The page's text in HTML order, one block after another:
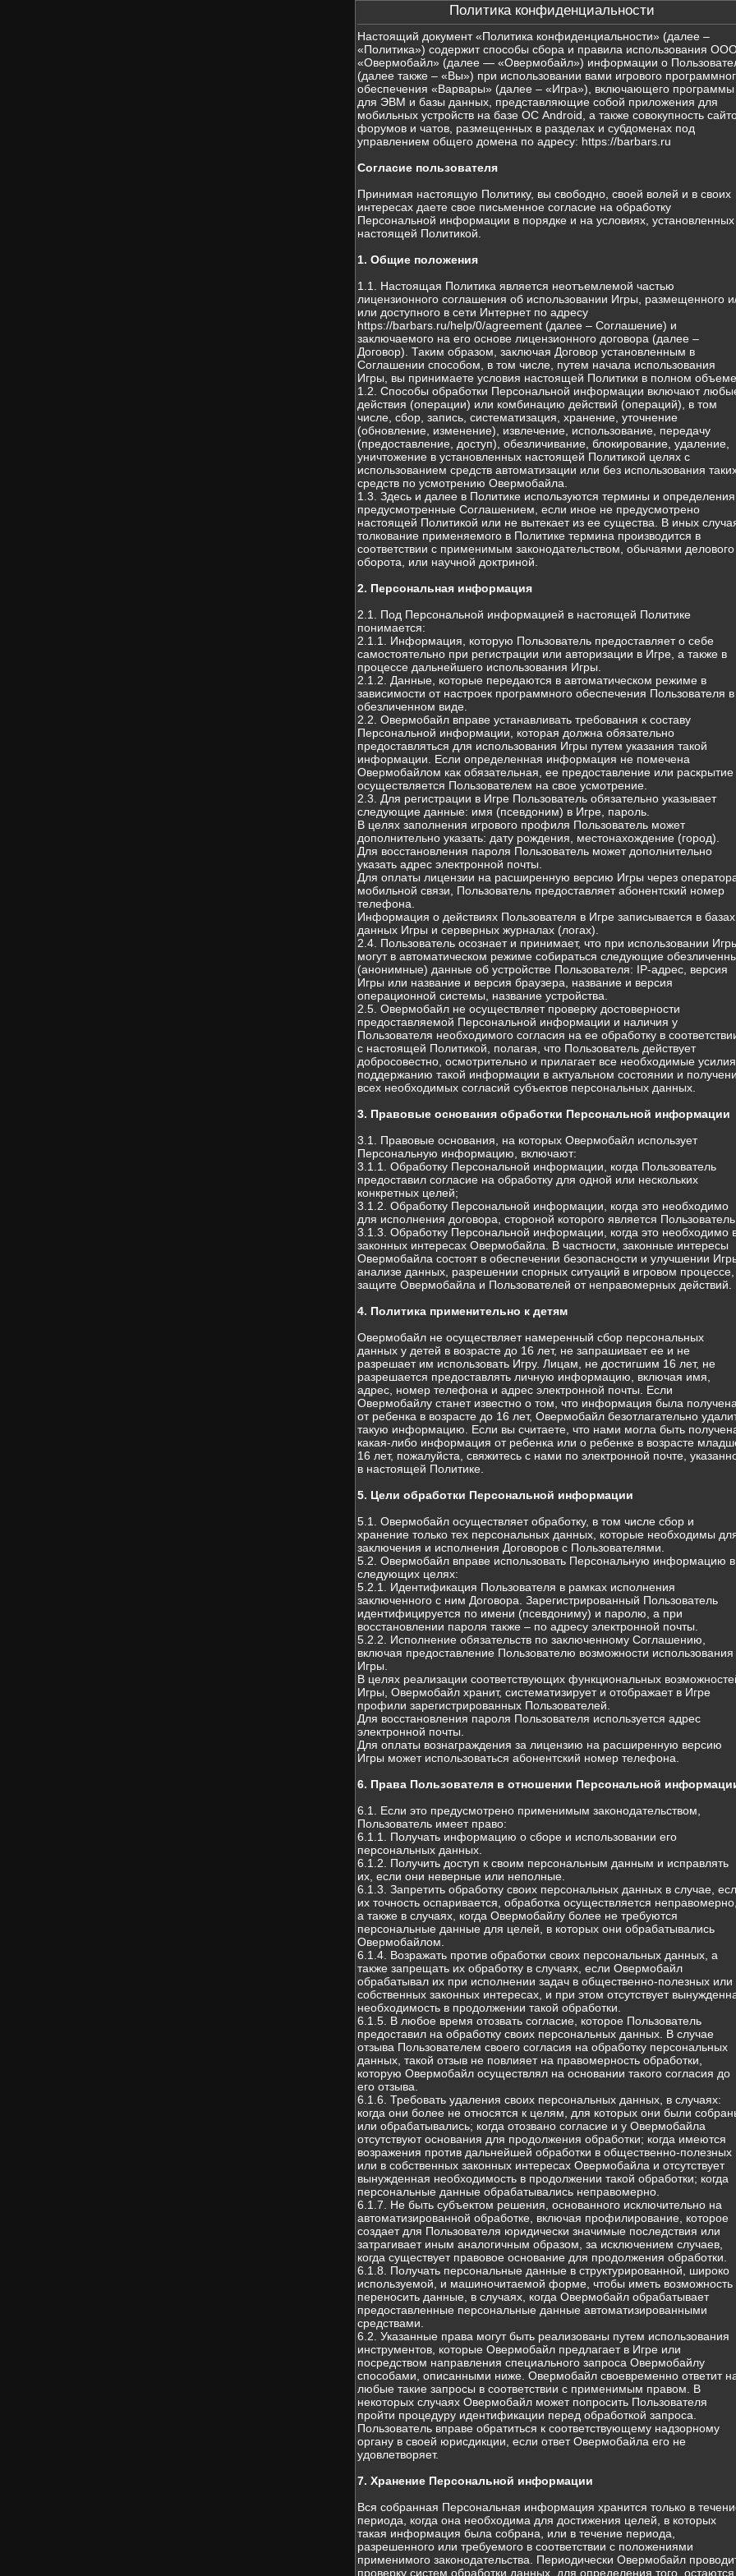
Политика конфиденциальности
Настоящий документ «Политика конфиденциальности» (далее –
«Политика») содержит способы сбора и правила использования
«Овермобайл» (далее — «Овермобайл») информации о
(далее также – «Вы») при использовании вами игрового
обеспечения «Варвары» (далее – «Игра»), включающего программы
для ЭВМ и базы данных, представляющие собой приложения для
мобильных устройств на базе ОС Android, а также совокупность
форумов и чатов, размещенных в разделах и субдоменах под
управлением общего домена по адресу: https://barbars.ru
Согласие пользователя
Принимая настоящую Политику, вы свободно, своей волей и в своих
интересах даете свое письменное согласие на обработку
Персональной информации в порядке и на условиях, установленных
настоящей Политикой.
1. Общие положения
1.1. Настоящая Политика является неотъемлемой частью
лицензионного соглашения об использовании Игры, размещенного
или доступного в сети Интернет по адресу
https://barbars.ru/help/0/agreement (далее – Соглашение) и
заключаемого на его основе лицензионного договора (далее –
Договор). Таким образом, заключая Договор установленным в
Соглашении способом, в том числе, путем начала использования
Игры, вы принимаете условия настоящей Политики в полном объеме.
1.2. Способы обработки Персональной информации включают
действия (операции) или комбинацию действий (операций), в том
числе, сбор, запись, систематизация, хранение, уточнение
(обновление, изменение), извлечение, использование, передачу
(предоставление, доступ), обезличивание, блокирование, удаление,
уничтожение в установленных настоящей Политикой целях с
использованием средств автоматизации или без использования
средств по усмотрению Овермобайла.
1.3. Здесь и далее в Политике используются термины и определения,
предусмотренные Соглашением, если иное не предусмотрено
настоящей Политикой или не вытекает из ее существа. В иных
толкование применяемого в Политике термина производится в
соответствии с применимым законодательством, обычаями делового
оборота, или научной доктриной.
2. Персональная информация
2.1. Под Персональной информацией в настоящей Политике
понимается:
2.1.1. Информация, которую Пользователь предоставляет о себе
самостоятельно при регистрации или авторизации в Игре, а также в
процессе дальнейшего использования Игры.
2.1.2. Данные, которые передаются в автоматическом режиме в
зависимости от настроек программного обеспечения Пользователя в
обезличенном виде.
2.2. Овермобайл вправе устанавливать требования к составу
Персональной информации, которая должна обязательно
предоставляться для использования Игры путем указания такой
информации. Если определенная информация не помечена
Овермобайлом как обязательная, ее предоставление или раскрытие
осуществляется Пользователем на свое усмотрение.
2.3. Для регистрации в Игре Пользователь обязательно указывает
следующие данные: имя (псевдоним) в Игре, пароль.
В целях заполнения игрового профиля Пользователь может
дополнительно указать: дату рождения, местонахождение (город).
Для восстановления пароля Пользователь может дополнительно
указать адрес электронной почты.
Для оплаты лицензии на расширенную версию Игры через
мобильной связи, Пользователь предоставляет абонентский номер
телефона.
Информация о действиях Пользователя в Игре записывается в базах
данных Игры и серверных журналах (логах).
2.4. Пользователь осознает и принимает, что при использовании
могут в автоматическом режиме собираться следующие
(анонимные) данные об устройстве Пользователя: IP-адрес, версия
Игры или название и версия браузера, название и версия
операционной системы, название устройства.
2.5. Овермобайл не осуществляет проверку достоверности
предоставляемой Персональной информации и наличия у
Пользователя необходимого согласия на ее обработку в
с настоящей Политикой, полагая, что Пользователь действует
добросовестно, осмотрительно и прилагает все необходимые
поддержанию такой информации в актуальном состоянии и
всех необходимых согласий субъектов персональных данных.
3. Правовые основания обработки Персональной информации
3.1. Правовые основания, на которых Овермобайл использует
Персональную информацию, включают:
3.1.1. Обработку Персональной информации, когда Пользователь
предоставил согласие на обработку для одной или нескольких
конкретных целей;
3.1.2. Обработку Персональной информации, когда это необходимо
для исполнения договора, стороной которого является
3.1.3. Обработку Персональной информации, когда это необходимо
законных интересах Овермобайла. В частности, законные интересы
Овермобайла состоят в обеспечении безопасности и улучшении
анализе данных, разрешении спорных ситуаций в игровом процессе,
защите Овермобайла и Пользователей от неправомерных действий.
4. Политика применительно к детям
Овермобайл не осуществляет намеренный сбор персональных
данных у детей в возрасте до 16 лет, не запрашивает ее и не
разрешает им использовать Игру. Лицам, не достигшим 16 лет, не
разрешается предоставлять личную информацию, включая имя,
адрес, номер телефона и адрес электронной почты. Если
Овермобайлу станет известно о том, что информация была получена
от ребенка в возрасте до 16 лет, Овермобайл безотлагательно
такую информацию. Если вы считаете, что нами могла быть
какая-либо информация от ребенка или о ребенке в возрасте
16 лет, пожалуйста, свяжитесь с нами по электронной почте,
в настоящей Политике.
5. Цели обработки Персональной информации
5.1. Овермобайл осуществляет обработку, в том числе сбор и
хранение только тех персональных данных, которые необходимы
заключения и исполнения Договоров с Пользователями.
5.2. Овермобайл вправе использовать Персональную информацию в
следующих целях:
5.2.1. Идентификация Пользователя в рамках исполнения
заключенного с ним Договора. Зарегистрированный Пользователь
идентифицируется по имени (псевдониму) и паролю, а при
восстановлении пароля также – по адресу электронной почты.
5.2.2. Исполнение обязательств по заключенному Соглашению,
включая предоставление Пользователю возможности использования
Игры.
В целях реализации соответствующих функциональных
Игры, Овермобайл хранит, систематизирует и отображает в Игре
профили зарегистрированных Пользователей.
Для восстановления пароля Пользователя используется адрес
электронной почты.
Для оплаты вознаграждения за лицензию на расширенную версию
Игры может использоваться абонентский номер телефона.
6. Права Пользователя в отношении Персональной
6.1. Если это предусмотрено применимым законодательством,
Пользователь имеет право:
6.1.1. Получать информацию о сборе и использовании его
персональных данных.
6.1.2. Получить доступ к своим персональным данным и исправлять
их, если они неверные или неполные.
6.1.3. Запретить обработку своих персональных данных в случае,
их точность оспаривается, обработка осуществляется неправомерно,
а также в случаях, когда Овермобайлу более не требуются
персональные данные для целей, в которых они обрабатывались
Овермобайлом.
6.1.4. Возражать против обработки своих персональных данных, а
также запрещать их обработку в случаях, если Овермобайл
обрабатывал их при исполнении задач в общественно-полезных или
собственных законных интересах, и при этом отсутствует
необходимость в продолжении такой обработки.
6.1.5. В любое время отозвать согласие, которое Пользователь
предоставил на обработку своих персональных данных. В случае
отзыва Пользователем своего согласия на обработку персональных
данных, такой отзыв не повлияет на правомерность обработки,
которую Овермобайл осуществлял на основании такого согласия до
его отзыва.
6.1.6. Требовать удаления своих персональных данных, в случаях:
когда они более не относятся к целям, для которых они были
или обрабатывались; когда отозвано согласие и у Овермобайла
отсутствуют основания для продолжения обработки; когда имеются
возражения против дальнейшей обработки в общественно-полезных
или в собственных законных интересах Овермобайла и отсутствует
вынужденная необходимость в продолжении такой обработки; когда
персональные данные обрабатывались неправомерно.
6.1.7. Не быть субъектом решения, основанного исключительно на
автоматизированной обработке, включая профилирование, которое
создает для Пользователя юридически значимые последствия или
затрагивает иным аналогичным образом, за исключением случаев,
когда существует правовое основание для продолжения обработки.
6.1.8. Получать персональные данные в структурированной, широко
используемой, и машиночитаемой форме, чтобы иметь возможность
переносить данные, в случаях, когда Овермобайл обрабатывает
предоставленные персональные данные автоматизированными
средствами.
6.2. Указанные права могут быть реализованы путем использования
инструментов, которые Овермобайл предлагает в Игре или
посредством направления специального запроса Овермобайлу
способами, описанными ниже. Овермобайл своевременно ответит
любые такие запросы в соответствии с применимым правом. В
некоторых случаях Овермобайл может попросить Пользователя
пройти процедуру идентификации перед обработкой запроса.
Пользователь вправе обратиться к соответствующему надзорному
органу в своей юрисдикции, если ответ Овермобайла его не
удовлетворяет.
7. Хранение Персональной информации
Вся собранная Персональная информация хранится только в
периода, когда она необходима для достижения целей, в которых
такая информация была собрана, или в течение периода,
разрешенного или требуемого в соответствии с положениями
применимого законодательства. Периодически Овермобайл
проверку систем обработки данных, для определения того, остаются